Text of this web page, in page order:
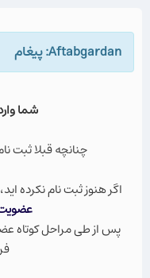
Aftabgardan: پيغام
شما
چنانچه قبلا ثبت
اگر هنوز ثبت نام نكرده
پس از طی مراحل کوتاه